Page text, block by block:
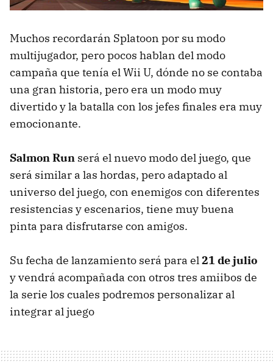
Muchos recordarán Splatoon por su modo
multijugador, pero pocos hablan del modo
campaña que tenía el Wii U, dónde no se contaba
una gran historia, pero era un modo muy
divertido y la batalla con los jefes finales era muy
emocionante.
Salmon Run será el nuevo modo del juego, que
será similar a las hordas, pero adaptado al
universo del juego, con enemigos con diferentes
resistencias y escenarios, tiene muy buena
pinta para disfrutarse con amigos.
Su fecha de lanzamiento será para el21 de julio
y vendrá acompañada con otros tres amiibos de
la serie los cuales podremos personalizar al
integrar al juego